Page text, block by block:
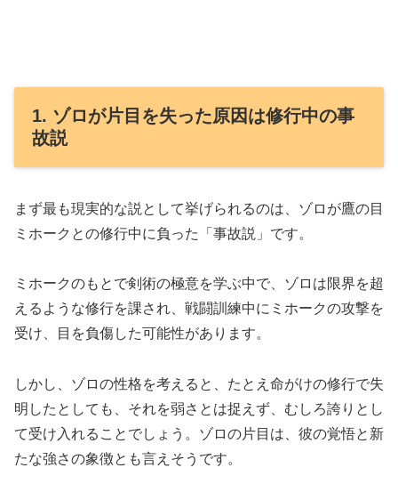
1. ゾロが片目を失った原因は修行中の事
故説
まず最も現実的な説として挙げられるのは、ゾロが鷹の目
ミホークとの修行中に負った「事故説」です。
ミホークのもとで剣術の極意を学ぶ中で、ゾロは限界を超
えるような修行を課され、戦闘訓練中にミホークの攻撃を
受け、目を負傷した可能性があります。
しかし、ゾロの性格を考えると、たとえ命がけの修行で失
明したとしても、それを弱さとは捉えず、むしろ誇りとし
て受け入れることでしょう。ゾロの片目は、彼の覚悟と新
たな強さの象徴とも言えそうです。